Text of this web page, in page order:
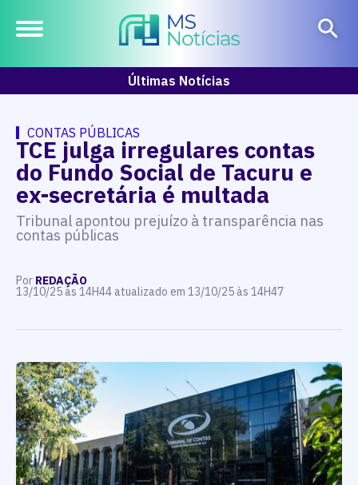
Últimas Notícias
CONTAS PÚBLICAS
TCE julga irregulares contas
do Fundo Social de Tacuru e
ex-secretária é multada
Tribunal apontou prejuízo à transparência nas
contas públicas
Por REDAÇÃO
13/10/25 às 14H44 atualizado em 13/10/25 às 14H47